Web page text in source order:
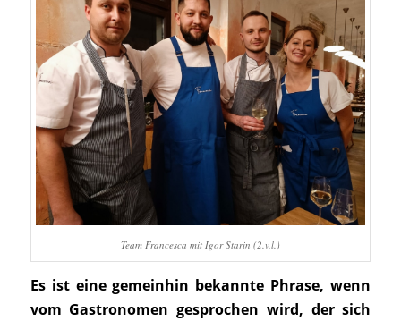
Team Francesca mit Igor Starin (2.v.l.)
Es ist eine gemeinhin bekannte Phrase, wenn
vom Gastronomen gesprochen wird, der sich